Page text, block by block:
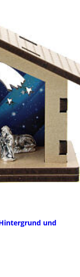
und